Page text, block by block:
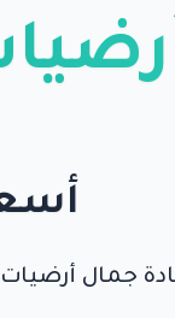
جمال